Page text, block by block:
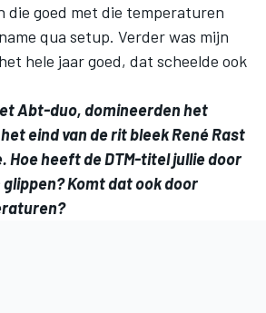
die goed met die temperaturen
qua setup. Verder was mijn
hele jaar goed, dat scheelde ook
Abt-duo, domineerden het
eind van de rit bleek René Rast
Hoe heeft de DTM-titel jullie door
Komt dat ook door